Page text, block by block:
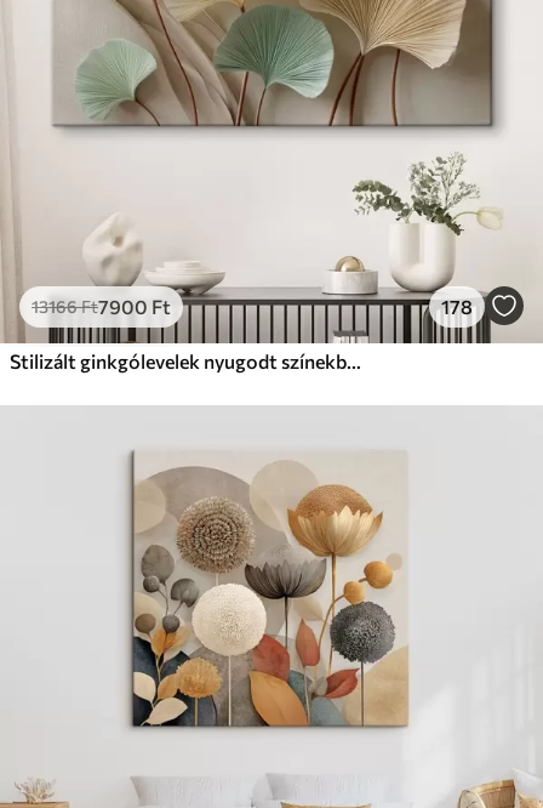
Ft
Élénk, gazdag színek
Fakulásálló
✓Biztonságos, szagtalan tinta
Eco-Prémium
Tól12405Ft
✓Élénk, gazdag színek
✓Fakulásálló
Környezetbarát anyag
13166Ft7900 Ft 178
Stilizált ginkgólevelek nyugodt színekben